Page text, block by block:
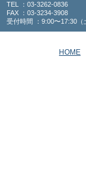
TEL ：03-3262-0836
FAX ：03-3234-3908
受付時間 ：9:00〜17:30（
HOME